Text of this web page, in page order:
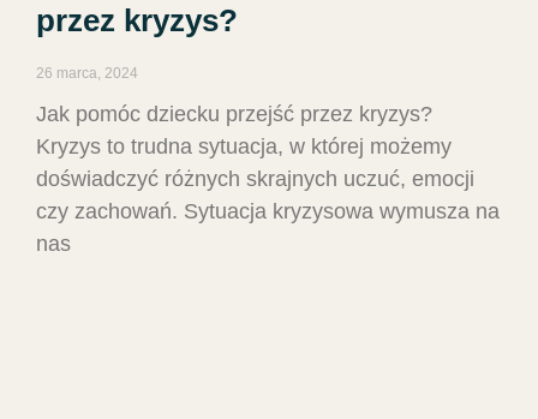
przez kryzys?
26 marca, 2024
Jak pomóc dziecku przejść przez kryzys?
Kryzys to trudna sytuacja, w której możemy
doświadczyć różnych skrajnych uczuć, emocji
czy zachowań. Sytuacja kryzysowa wymusza na
nas